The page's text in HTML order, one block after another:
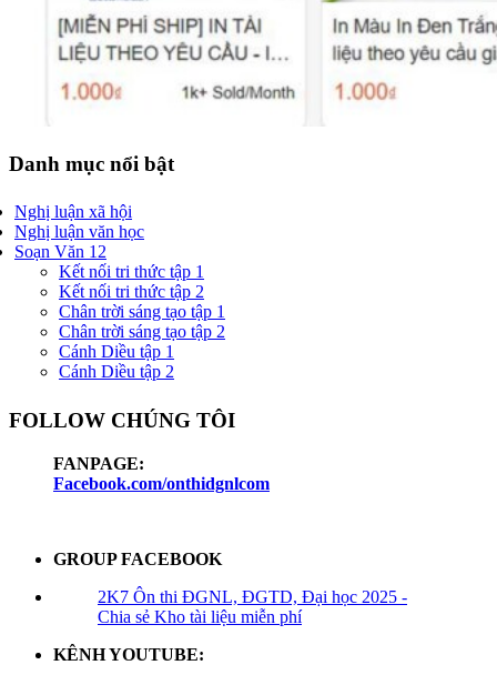
Danh mục nổi bật
Nghị luận xã hội
Nghị luận văn học
Soạn Văn 12
Kết nối tri thức tập 1
Kết nối tri thức tập 2
Chân trời sáng tạo tập 1
Chân trời sáng tạo tập 2
Cánh Diều tập 1
Cánh Diều tập 2
FOLLOW CHÚNG TÔI
FANPAGE:
Facebook.com/onthidgnlcom
GROUP FACEBOOK
2K7 Ôn thi ĐGNL, ĐGTD, Đại học 2025 -
Chia sẻ Kho tài liệu miễn phí
KÊNH YOUTUBE: